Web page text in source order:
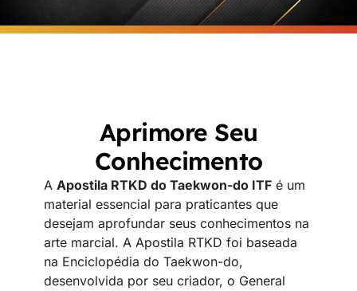
Aprimore Seu
Conhecimento
A Apostila RTKD do Taekwon-do ITFé um
material essencial para praticantes que
desejam aprofundar seus conhecimentos na
arte marcial. A Apostila RTKD foi baseada
na Enciclopédia do Taekwon-do,
desenvolvida por seu criador, o General